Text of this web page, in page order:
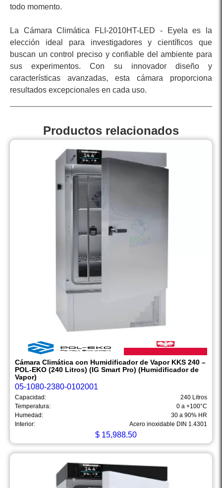
todo momento.
La Cámara Climática FLI-2010HT-LED - Eyela es la
elección ideal para investigadores y científicos que
buscan un control preciso y confiable del ambiente para
sus experimentos. Con su innovador diseño y
características avanzadas, esta cámara proporciona
resultados excepcionales en cada uso.
Productos relacionados
Cámara Climática con Humidificador de Vapor KKS 240 –
POL-EKO (240 Litros) (IG Smart Pro) (Humidificador de
Vapor)
05-1080-2380-0102001
Capacidad:
240 Litros
Temperatura:
0 a +100°C
Humedad:
30 a 90% HR
Interior:
Acero inoxidable DIN 1.4301
$ 15,988.50